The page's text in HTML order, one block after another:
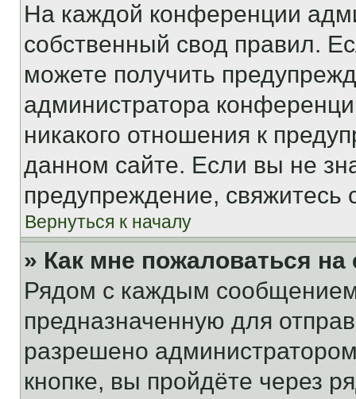
На каждой конференции
собственный свод правил.
можете получить
администратора
никакого отношения к
данном сайте. Если вы не
предупреждение,
Вернуться к началу
» Как мне пожаловаться
Рядом с каждым сообщением
предназначенную для
разрешено
кнопке, вы пройдёте через